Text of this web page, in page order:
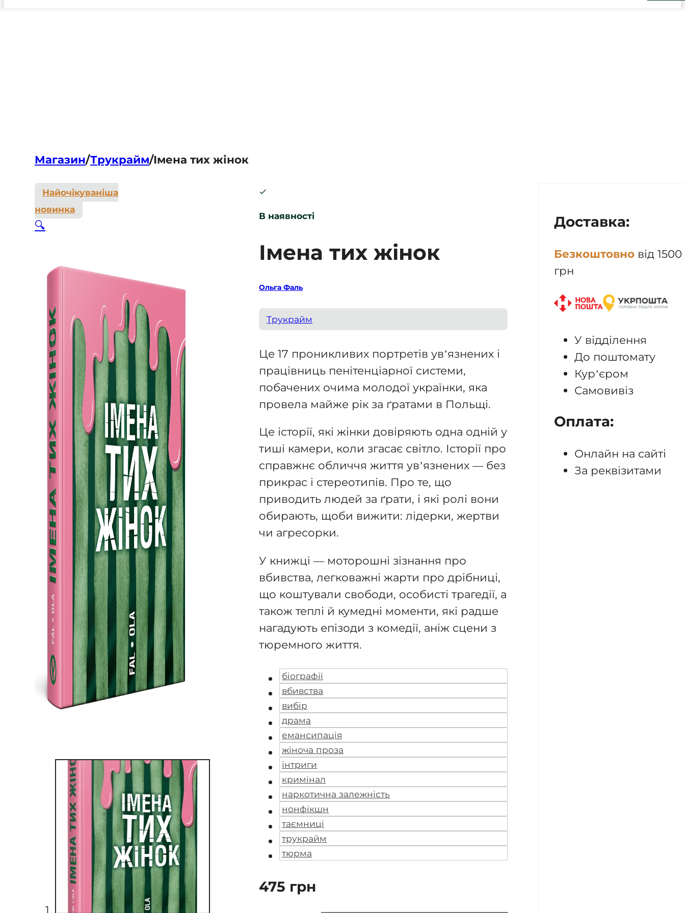
Магазин/Трукрайм/Імена тих жінок
Найочікуваніша
новинка
🔍
В наявності
Імена тих жінок
Ольга Фаль
Трукрайм
Це 17 проникливих портретів ув’язнених і
працівниць пенітенціарної системи,
побачених очима молодої українки, яка
провела майже рік за ґратами в Польщі.
Це історії, які жінки довіряють одна одній у
тиші камери, коли згасає світло. Історії про
справжнє обличчя життя ув’язнених — без
прикрас і стереотипів. Про те, що
приводить людей за ґрати, і які ролі вони
обирають, щоби вижити: лідерки, жертви
чи агресорки.
У книжці — моторошні зізнання про
вбивства, легковажні жарти про дрібниці,
що коштували свободи, особисті трагедії, а
також теплі й кумедні моменти, які радше
нагадують епізоди з комедії, аніж сцени з
тюремного життя.
біографії
вбивства
вибір
драма
емансипація
жіноча проза
інтриги
кримінал
наркотична залежність
нонфікшн
таємниці
трукрайм
тюрма
475 грн
Доставка:
Безкоштовно від 1500
грн
У відділення
До поштомату
Кур’єром
Самовивіз
Оплата:
Онлайн на сайті
За реквізитами